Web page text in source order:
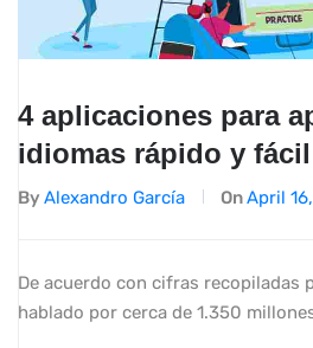
4 aplicaciones para
idiomas rápido y fácil
By Alexandro García OnApril
De acuerdo con cifras recopiladas
hablado por cerca de 1.350